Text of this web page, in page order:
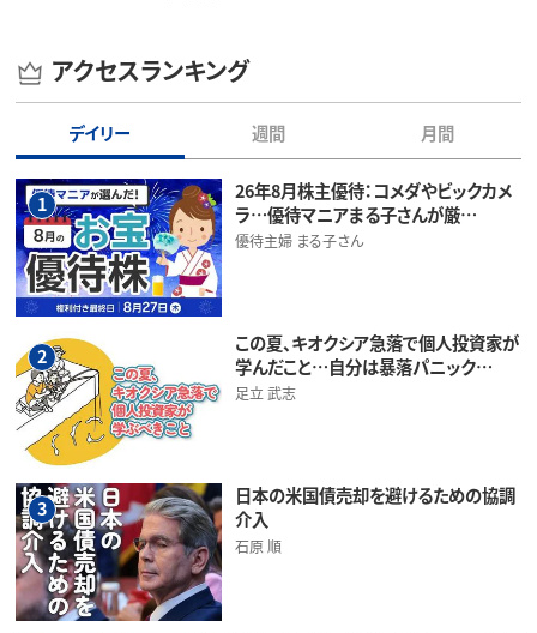
アクセスランキング
デイリー 週間 月間
1
26年8月株主優待：コメダやビックカメ
ラ…優待マニアまる子さんが厳…
優待主婦 まる子さん
2
この夏、キオクシア急落で個人投資家が
学んだこと…自分は暴落パニック…
足立 武志
3
日本の米国債売却を避けるための協調
介入
石原 順